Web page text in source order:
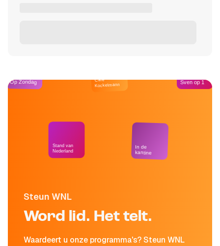
Steun WNL
Word lid. Het telt.
Waardeert u onze programma's? Steun WNL
Op Zondag
Stand van
Nederland
Café
Kockelmann
In de
kantine
Sven op 1